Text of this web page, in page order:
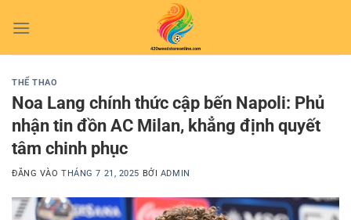
qua
THỂ THAO
Noa Lang chính thức cập bến Napoli: Phủ
nhận tin đồn AC Milan, khẳng định quyết
tâm chinh phục
ĐĂNG VÀOTHÁNG 7 21, 2025 BỞI ADMIN